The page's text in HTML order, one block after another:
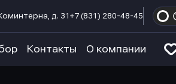
д. 31 +7 (831) 280-48-45
Контакты О компании